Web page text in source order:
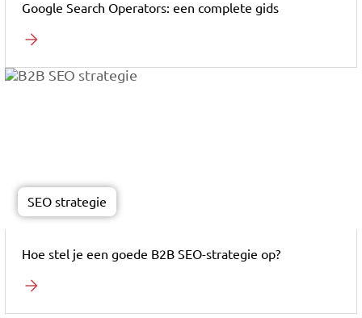
Google Search Operators: een complete gids
SEO strategie
Hoe stel je een goede B2B SEO-strategie op?